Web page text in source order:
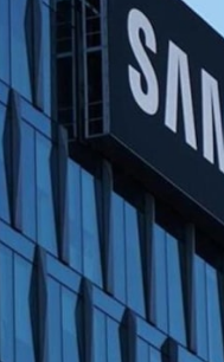
Electronics ile
sonuçsuz
katılacağı grev kararı
grev sonrası şirket